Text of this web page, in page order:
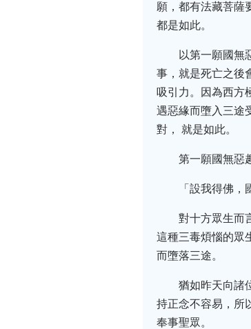
願，都有法藏菩薩
都是如此。
以第一願國無
事，就是死亡之後
吸引力。因為西方
遇惡緣而墮入三途
對， 就是如此。
第一願國無惡
「設我得佛
對十方眾生而
這種三毒煩惱的眾
而墮落三途。
猶如昨天向諸
持正念不容易，所
奉事聖眾。